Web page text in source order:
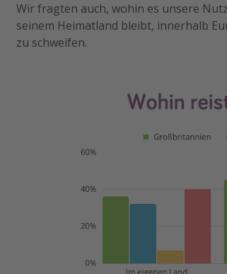
Wir fragten auch, wohin es unsere
seinem Heimatland bleibt, innerhalb
zu schweifen.